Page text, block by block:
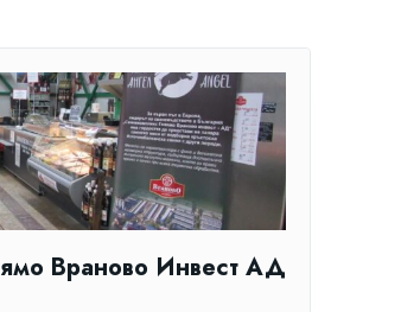
Враново Инвест АД